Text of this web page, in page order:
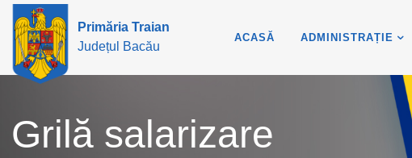
Primăria Traian
Județul Bacău
ACASĂ ADMINISTRAȚIE
Grilă salarizare